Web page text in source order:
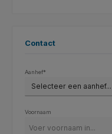
Contact
Aanhef*
Voornaam